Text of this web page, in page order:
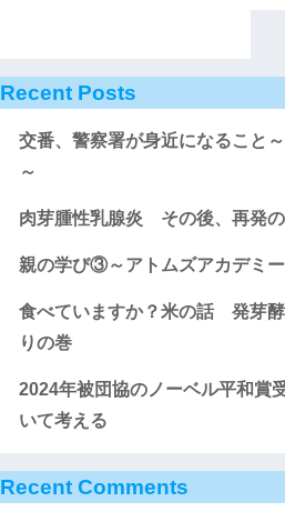
Recent Posts
交番、警察署が身近になること
～
肉芽腫性乳腺炎 その後、再発の
親の学び③～アトムズアカデミ
食べていますか？米の話 発芽酵
りの巻
2024年被団協のノーベル平和賞
いて考える
Recent Comments